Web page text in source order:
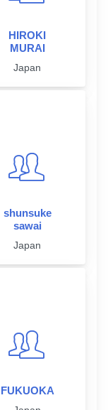
HIROKI
MURAI
Japan
shunsuke
sawai
Japan
FUKUOKA